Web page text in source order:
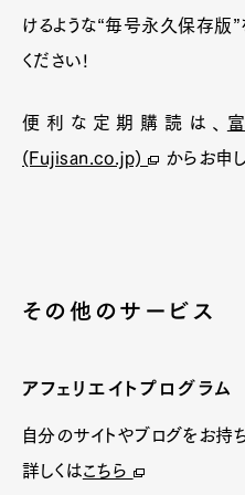
けるような“毎号永久保存版”
ください!
便利な定期購読は、
(Fujisan.co.jp)
からお申
その他のサービス
アフェリエイトプログラム
自分のサイトやブログをお持
詳しくはこちら